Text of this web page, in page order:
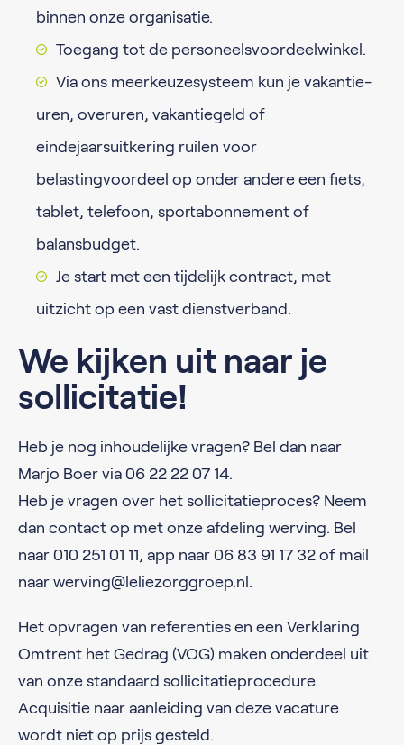
binnen onze organisatie.
Toegang tot de personeelsvoordeelwinkel.
Via ons meerkeuzesysteem kun je vakantie-
uren, overuren, vakantiegeld of
eindejaarsuitkering ruilen voor
belastingvoordeel op onder andere een fiets,
tablet, telefoon, sportabonnement of
balansbudget.
Je start met een tijdelijk contract, met
uitzicht op een vast dienstverband.
We kijken uit naar je
sollicitatie!
Heb je nog inhoudelijke vragen? Bel dan naar
Marjo Boer via 06 22 22 07 14.
Heb je vragen over het sollicitatieproces? Neem
dan contact op met onze afdeling werving. Bel
naar 010 251 01 11, app naar 06 83 91 17 32 of mail
naar werving@leliezorggroep.nl.
Het opvragen van referenties en een Verklaring
Omtrent het Gedrag (VOG) maken onderdeel uit
van onze standaard sollicitatieprocedure.
Acquisitie naar aanleiding van deze vacature
wordt niet op prijs gesteld.